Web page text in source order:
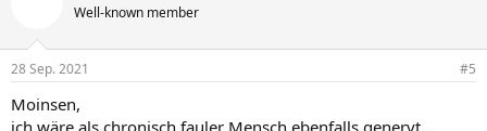
Well-known member
28 Sep. 2021 #5
Moinsen,
ich wäre als chronisch fauler Mensch ebenfalls genervt...